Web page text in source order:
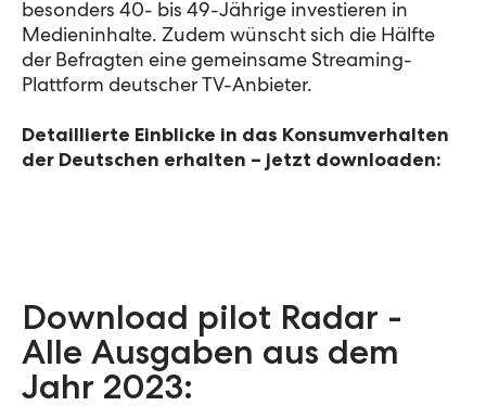
besonders 40- bis 49-Jährige investieren in
Medieninhalte. Zudem wünscht sich die Hälfte
der Befragten eine gemeinsame Streaming-
Plattform deutscher TV-Anbieter.
Detaillierte Einblicke in das Konsumverhalten
der Deutschen erhalten – jetzt downloaden:
Download pilot Radar -
Alle Ausgaben aus dem
Jahr 2023: